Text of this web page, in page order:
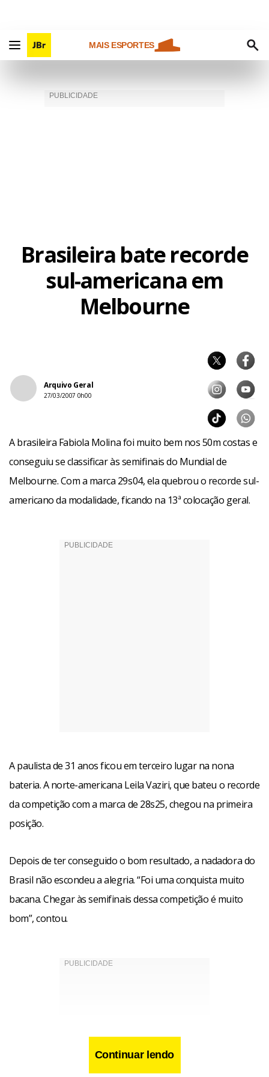
MAIS ESPORTES
Brasileira bate recorde
sul-americana em
Melbourne
Arquivo Geral
27/03/2007 0h00
A brasileira Fabiola Molina foi muito bem nos 50m costas e
conseguiu se classificar às semifinais do Mundial de
Melbourne. Com a marca 29s04, ela quebrou o recorde sul-
americano da modalidade, ficando na 13ª colocação geral.
A paulista de 31 anos ficou em terceiro lugar na nona
bateria. A norte-americana Leila Vaziri, que bateu o recorde
da competição com a marca de 28s25, chegou na primeira
posição.
Depois de ter conseguido o bom resultado, a nadadora do
Brasil não escondeu a alegria. “Foi uma conquista muito
bacana. Chegar às semifinais dessa competição é muito
bom”, contou.
Continuar lendo